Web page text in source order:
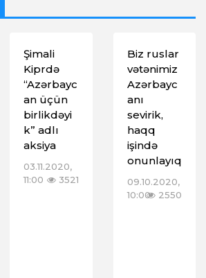
Şimali
Kiprdə
“Azərbayc
an üçün
birlikdəyi
k” adlı
aksiya
03.11.2020,
11:00
3521
Biz ruslar
vətənimiz
Azərbayc
anı
sevirik,
haqq
işində
onunlayıq
09.10.2020,
10:00 2550